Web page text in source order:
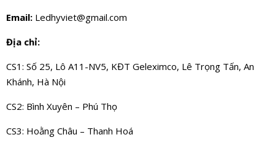
Email: Ledhyviet@gmail.com
Địa chỉ:
CS1: Số 25, Lô A11-NV5, KĐT Geleximco, Lê Trọng Tấn, An
Khánh, Hà Nội
CS2: Bình Xuyên – Phú Thọ
CS3: Hoằng Châu – Thanh Hoá